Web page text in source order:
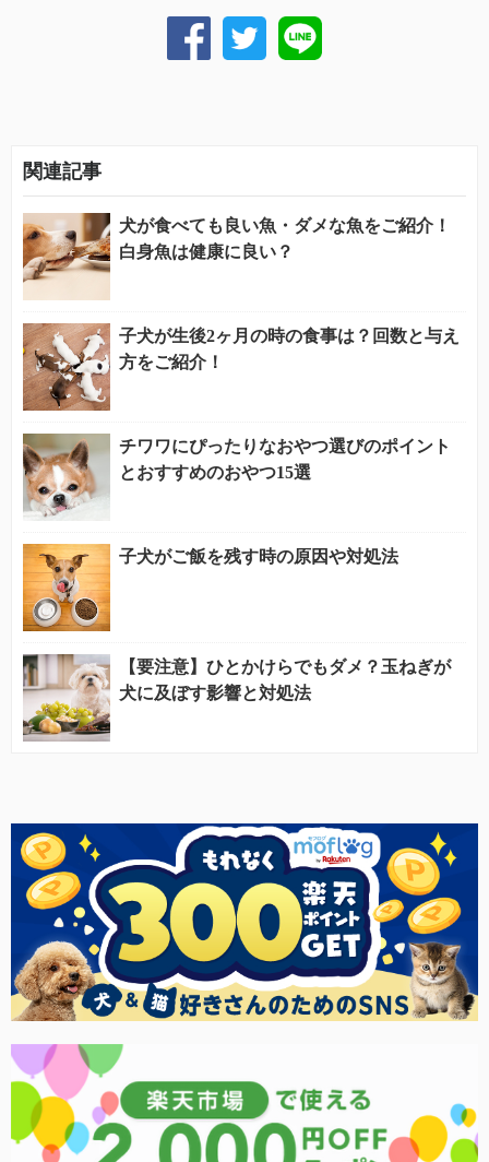
関連記事
犬が食べても良い魚・ダメな魚をご紹介！
白身魚は健康に良い？
子犬が生後2ヶ月の時の食事は？回数と与え
方をご紹介！
チワワにぴったりなおやつ選びのポイント
とおすすめのおやつ15選
子犬がご飯を残す時の原因や対処法
【要注意】ひとかけらでもダメ？玉ねぎが
犬に及ぼす影響と対処法